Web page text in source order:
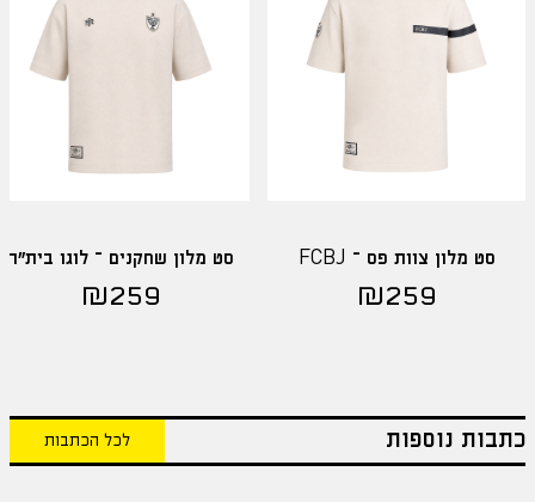
סט מלון צוות פס – FCBJ
₪259
סט מלון שחקנים – לוגו בית"ר
₪259
כתבות נוספות לכל הכתבות